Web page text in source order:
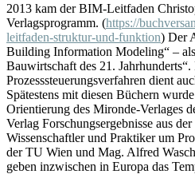
2013 kam der BIM-Leitfaden
Verlagsprogramm. (https://
leitfaden-struktur-und-funktion) Der
Building Information Modeling“ –
Bauwirtschaft des 21. Jahrhunderts“.
Prozesssteuerungsverfahren dient
Spätestens mit diesen Büchern
Orientierung des Mironde-Verlages
Verlag Forschungsergebnisse aus
Wissenschaftler und Praktiker um
der TU Wien und Mag. Alfred
geben inzwischen in Europa das